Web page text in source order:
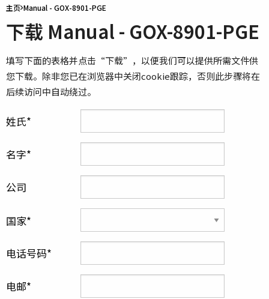
主页 Manual - GOX-8901-PGE
下载 Manual - GOX-8901-PGE
填写下面的表格并点击“下载”，以便我们可以提供所需文件供
您下载。除非您已在浏览器中关闭cookie跟踪，否则此步骤将在
后续访问中自动绕过。
姓氏
名字
公司
国家
电话号码
电邮